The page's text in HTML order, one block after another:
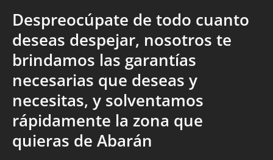
Despreocúpate de todo cuanto
deseas despejar, nosotros te
brindamos las garantías
necesarias que deseas y
necesitas, y solventamos
rápidamente la zona que
quieras de Abarán